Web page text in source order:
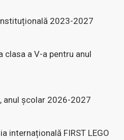
2023-2027
clasa a V-a pentru anul
anul şcolar 2026-2027
internațională FIRST LEGO